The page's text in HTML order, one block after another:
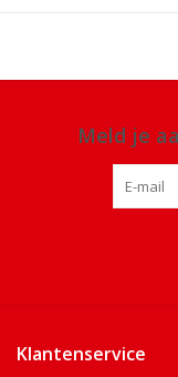
Meld je
Klantenservice